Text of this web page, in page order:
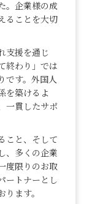
。企業様の成
ることを大切
支援を通じ
終わり」では
です。外国人
を築けるよ
一貫したサポ
こと、そして
、多くの企業
度限りのお取
ートナーとし
ます。